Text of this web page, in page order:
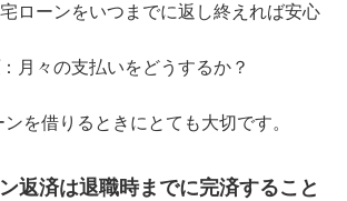
宅ローンをいつまでに返し終えれば安心
：月々の支払いをどうするか？
を借りるときにとても大切です。
返済は退職時までに完済すること